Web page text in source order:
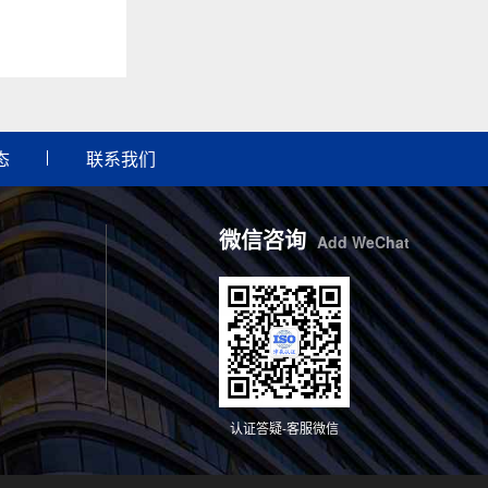
联系我们
微信咨询 Add WeChat
认证答疑-客服微信